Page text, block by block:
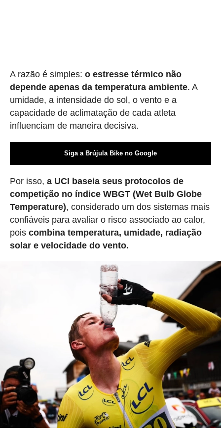
A razão é simples: o estresse térmico não
depende apenas da temperatura ambiente. A
umidade, a intensidade do sol, o vento e a
capacidade de aclimatação de cada atleta
influenciam de maneira decisiva.
Siga a Brújula Bike no Google
Por isso, a UCI baseia seus protocolos de
competição no índice WBGT (Wet Bulb Globe
Temperature), considerado um dos sistemas mais
confiáveis para avaliar o risco associado ao calor,
pois combina temperatura, umidade, radiação
solar e velocidade do vento.